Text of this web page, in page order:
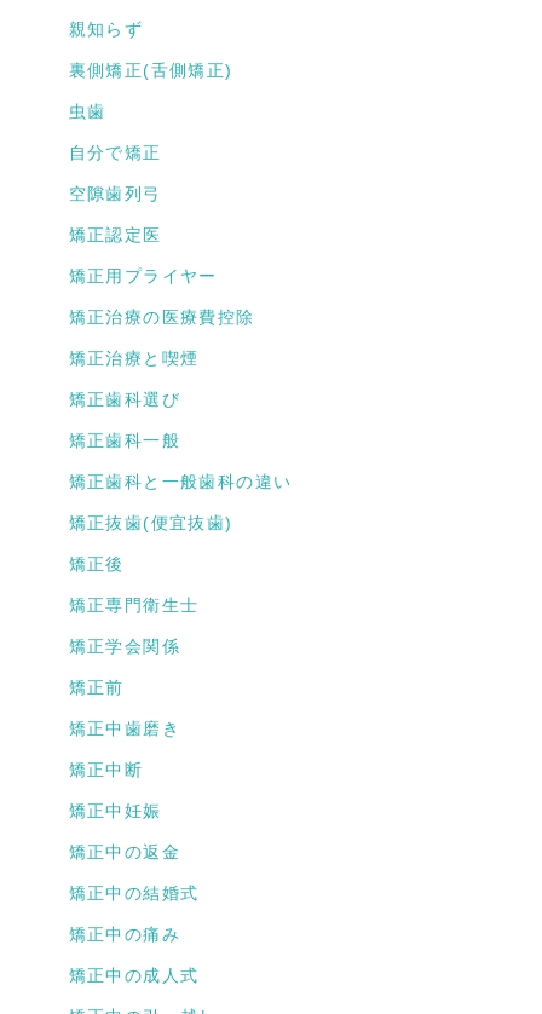
親知らず
裏側矯正(舌側矯正)
虫歯
自分で矯正
空隙歯列弓
矯正認定医
矯正用プライヤー
矯正治療の医療費控除
矯正治療と喫煙
矯正歯科選び
矯正歯科一般
矯正歯科と一般歯科の違い
矯正抜歯(便宜抜歯)
矯正後
矯正専門衛生士
矯正学会関係
矯正前
矯正中歯磨き
矯正中断
矯正中妊娠
矯正中の返金
矯正中の結婚式
矯正中の痛み
矯正中の成人式